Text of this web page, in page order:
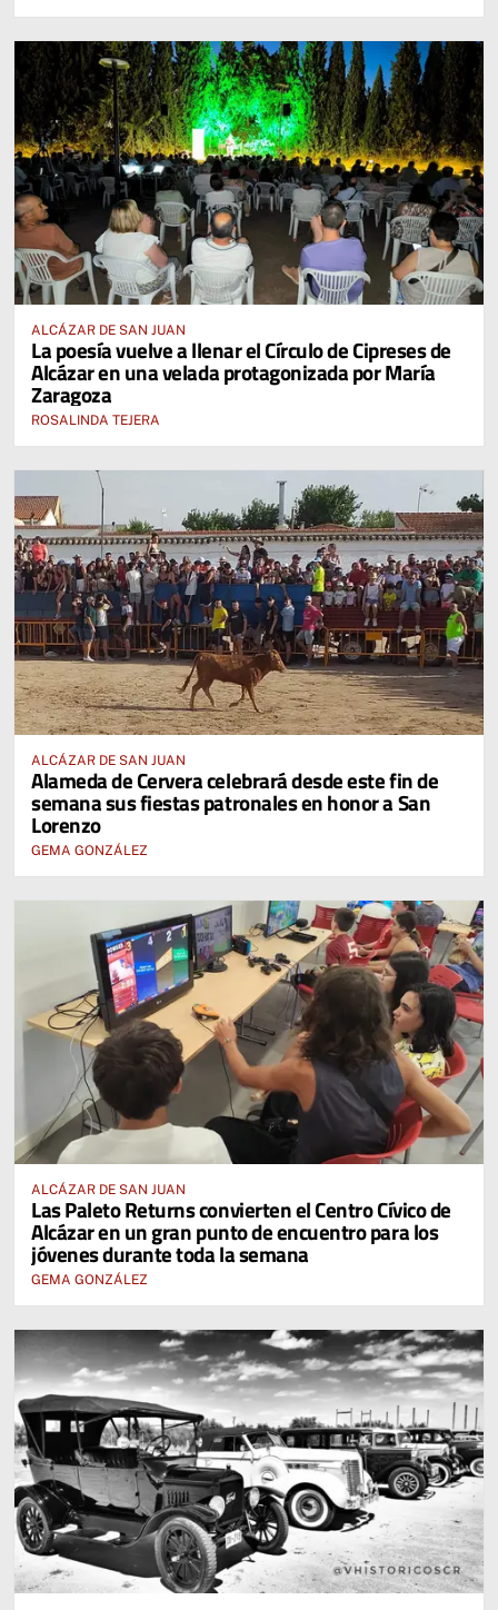
ALCÁZAR DE SAN JUAN
La poesía vuelve a llenar el Círculo de Cipreses de
Alcázar en una velada protagonizada por María
Zaragoza
ROSALINDA TEJERA
ALCÁZAR DE SAN JUAN
Alameda de Cervera celebrará desde este fin de
semana sus fiestas patronales en honor a San
Lorenzo
GEMA GONZÁLEZ
ALCÁZAR DE SAN JUAN
Las Paleto Returns convierten el Centro Cívico de
Alcázar en un gran punto de encuentro para los
jóvenes durante toda la semana
GEMA GONZÁLEZ